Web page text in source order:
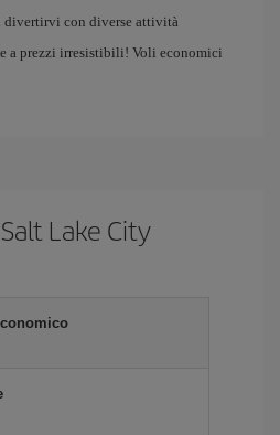
divertirvi con diverse attività
a prezzi irresistibili! Voli economici
Lake City